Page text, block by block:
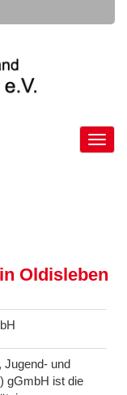
Oldisleben
Jugend- und
gGmbH ist die